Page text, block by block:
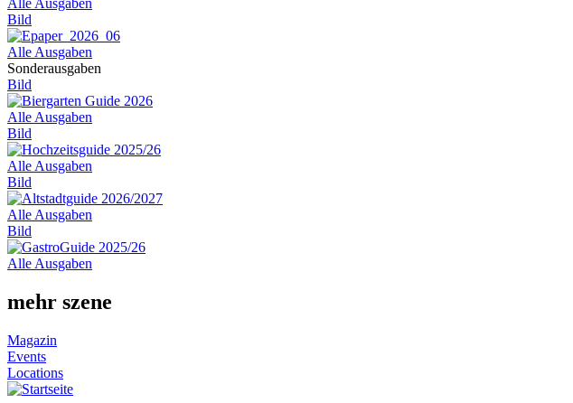
Alle Ausgaben
Bild
Alle Ausgaben
Sonderausgaben
Bild
Alle Ausgaben
Bild
Alle Ausgaben
Bild
Alle Ausgaben
Bild
Alle Ausgaben
mehr szene
Magazin
Events
Locations